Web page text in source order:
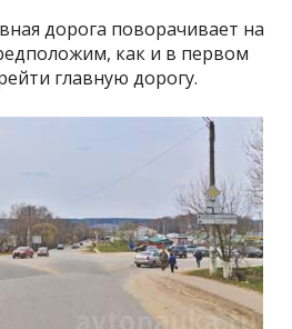
дорога поворачивает на
как и в первом
главную дорогу.